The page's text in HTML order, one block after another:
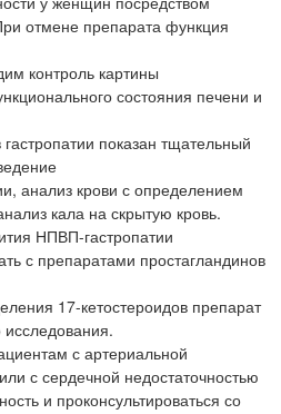
отмене препарата функция
контроль картины
состояния печени и
показан тщательный
анализ крови с определением
кала на скрытую кровь.
НПВП-гастропатии
с препаратами простагландинов
17-кетостероидов препарат
исследования.
с артериальной
с сердечной недостаточностью
и проконсультироваться со